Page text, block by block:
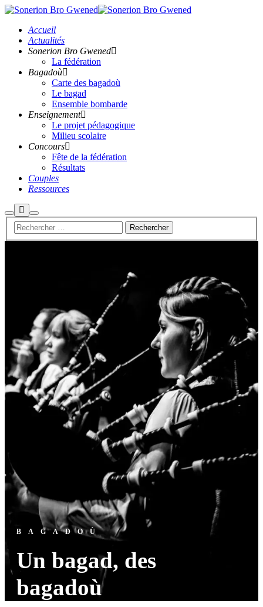
Accueil
Actualités
Sonerion Bro Gwened
La fédération
Bagadoù
Carte des bagadoù
Le bagad
Ensemble bombarde
Enseignement
Le projet pédagogique
Milieu scolaire
Concours
Fête de la fédération
Résultats
Couples
Ressources
BAGADOÙ
Un bagad, des
bagadoù